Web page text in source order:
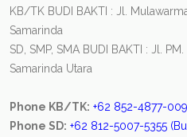
KB/TK BUDI BAKTI : Jl.
Samarinda
SD, SMP, SMA BUDI BAKTI : Jl.
Samarinda Utara
Phone KB/TK: +62 852-4877-
Phone SD: +62 812-5007-5355